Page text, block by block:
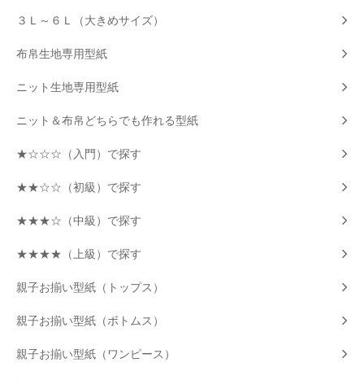
３Ｌ～６Ｌ（大きめサイズ）
布帛生地専用型紙
ニット生地専用型紙
ニット＆布帛どちらでも作れる型紙
★☆☆☆（入門）で探す
★★☆☆（初級）で探す
★★★☆（中級）で探す
★★★★（上級）で探す
親子お揃い型紙（トップス）
親子お揃い型紙（ボトムス）
親子お揃い型紙（ワンピース）